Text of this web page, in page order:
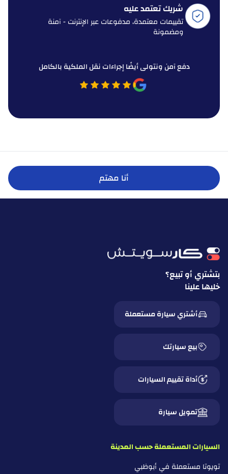
شريك تعتمد عليه
تقييمات معتمدة، مدفوعات عبر الإنترنت - آمنة
ومضمونة
دفع آمن ونتولى أيضًا إجراءات نقل الملكية بالكامل
أنا مهتم
بتشتري أو تبيع؟
خليها علينا
أشتري سيارة مستعملة
بيع سيارتك
أداة تقييم السيارات
تمويل سيارة
السيارات المستعملة حسب المدينة
تويوتا مستعملة في أبوظبي